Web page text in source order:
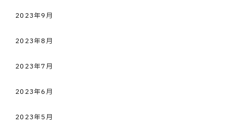
2023年9月
2023年8月
2023年7月
2023年6月
2023年5月